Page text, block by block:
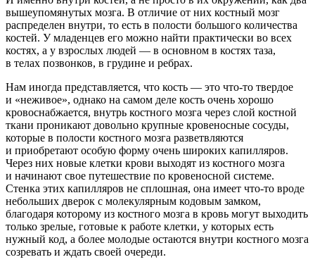
вышеупомянутых мозга. В отличие от них костный мозг
распределен внутри, то есть в полости большого количества
костей. У младенцев его можно найти практически во всех
костях, а у взрослых людей — в основном в костях таза,
в телах позвонков, в грудине и ребрах.
Нам иногда представляется, что кость — это что-то твердое
и «неживое», однако на самом деле кость очень хорошо
кровоснабжается, внутрь костного мозга через слой костной
ткани проникают довольно крупные кровеносные сосуды,
которые в полости костного мозга разветвляются
и приобретают особую форму очень широких капилляров.
Через них новые клетки крови выходят из костного мозга
и начинают свое путешествие по кровеносной системе.
Стенка этих капилляров не сплошная, она имеет что-то вроде
небольших дверок с молекулярным кодовым замком,
благодаря которому из костного мозга в кровь могут выходить
только зрелые, готовые к работе клетки, у которых есть
нужный код, а более молодые остаются внутри костного мозга
созревать и ждать своей очереди.